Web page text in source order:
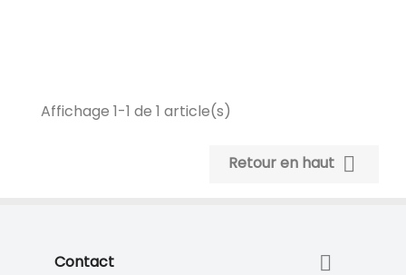
Affichage 1-1 de 1 article(s)
Retour en haut 
Contact 